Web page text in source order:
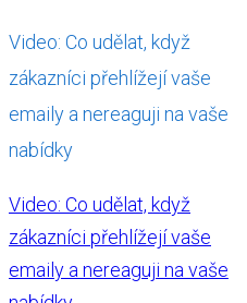
Video: Co udělat, když
zákazníci přehlížejí vaše
emaily a nereaguji na vaše
nabídky
Video: Co udělat, když
zákazníci přehlížejí vaše
emaily a nereaguji na vaše